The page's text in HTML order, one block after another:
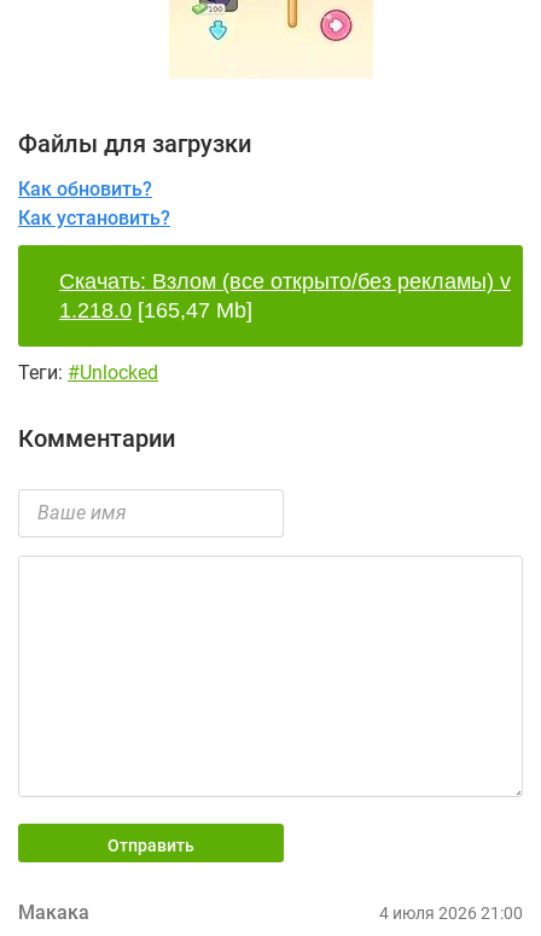
Файлы для загрузки
Как обновить?
Как установить?
Скачать: Взлом (все открыто/без рекламы) v
1.218.0 [165,47 Mb]
Теги: #Unlocked
Комментарии
Отправить
Макака 4 июля 2026 21:00